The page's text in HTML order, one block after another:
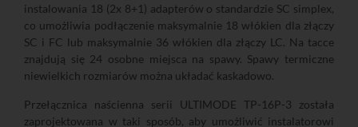
instalowania 18 (2x 8+1) adapterów o standardzie SC simplex,
co umożliwia podłączenie maksymalnie 18 włókien dla złączy
SC i FC lub maksymalnie 36 włókien dla złączy LC. Na tacce
znajdują się 24 osobne miejsca na spawy. Spawy termiczne
niewielkich rozmiarów można układać kaskadowo.
Przełącznica naścienna serii ULTIMODE TP-16P-3 została
zaprojektowana w taki sposób, aby umożliwić instalatorowi